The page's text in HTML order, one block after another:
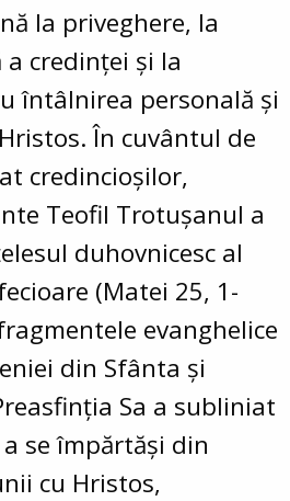
la priveghere, la
credinței și la
întâlnirea personală și
În cuvântul de
credincioșilor,
Teofil Trotușanul a
duhovnicesc al
(Matei 25, 1-
evanghelice
din Sfânta și
Sa a subliniat
se împărtăși din
cu Hristos,